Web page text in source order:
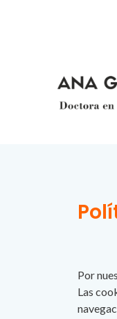
Por
Las